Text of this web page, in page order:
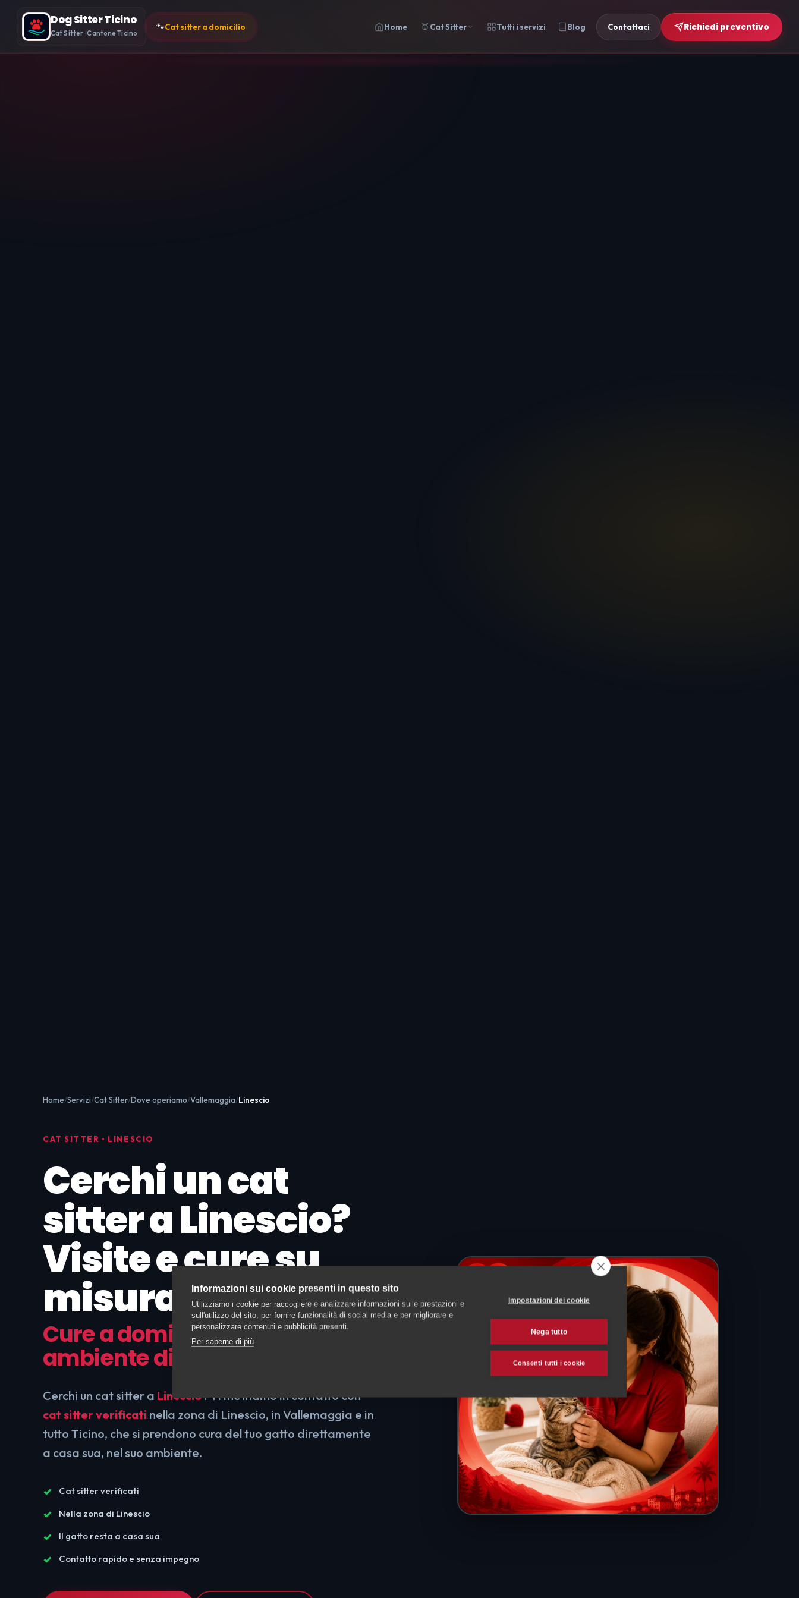
Dog Sitter Ticino
Cat Sitter · Cantone Ticino
🐾Cat sitter a domicilio Home Cat Sitter Tutti i servizi Blog Contattaci Richiedi preventivo
Home Servizi Cat Sitter Dove operiamo Vallemaggia Linescio
CAT SITTER • LINESCIO
Cerchi un cat
sitter a Linescio?
Visite e cure su
misura
Cure a domicilio, nel suo
ambiente di sempre
Cerchi un cat sitter a Linescio? Ti mettiamo in contatto con
cat sitter verificati nella zona di Linescio, in Vallemaggia e in
tutto Ticino, che si prendono cura del tuo gatto direttamente
a casa sua, nel suo ambiente.
Cat sitter verificati
Nella zona di Linescio
Il gatto resta a casa sua
Contatto rapido e senza impegno
Informazioni sui cookie presenti in questo sito
Utilizziamo i cookie per raccogliere e analizzare informazioni sulle prestazioni e
sull'utilizzo del sito, per fornire funzionalità di social media e per migliorare e
personalizzare contenuti e pubblicità presenti.
Per saperne di più
Impostazioni dei cookie
Nega tutto
Consenti tutti i cookie